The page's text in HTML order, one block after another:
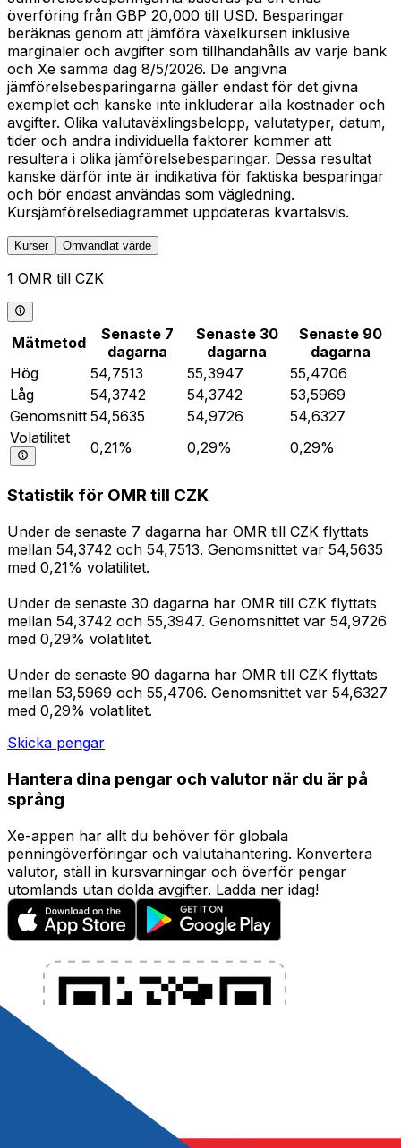
överföring från GBP 20,000 till USD. Besparingar
beräknas genom att jämföra växelkursen inklusive
marginaler och avgifter som tillhandahålls av varje bank
och Xe samma dag 8/5/2026. De angivna
jämförelsebesparingarna gäller endast för det givna
exemplet och kanske inte inkluderar alla kostnader och
avgifter. Olika valutaväxlingsbelopp, valutatyper, datum,
tider och andra individuella faktorer kommer att
resultera i olika jämförelsebesparingar. Dessa resultat
kanske därför inte är indikativa för faktiska besparingar
och bör endast användas som vägledning.
Kursjämförelsediagrammet uppdateras kvartalsvis.
Kurser Omvandlat värde
1 OMR till CZK
Mätmetod
Senaste 7
dagarna
Senaste 30
dagarna
Senaste 90
dagarna
Hög
54,7513 55,3947
55,4706
Låg
54,3742 54,3742
53,5969
Genomsnitt 54,5635 54,9726
54,6327
Volatilitet
0,21% 0,29% 0,29%
Statistik för OMR till CZK
Under de senaste 7 dagarna har OMR till CZK flyttats
mellan 54,3742 och 54,7513. Genomsnittet var 54,5635
med 0,21% volatilitet.
Under de senaste 30 dagarna har OMR till CZK flyttats
mellan 54,3742 och 55,3947. Genomsnittet var 54,9726
med 0,29% volatilitet.
Under de senaste 90 dagarna har OMR till CZK flyttats
mellan 53,5969 och 55,4706. Genomsnittet var 54,6327
med 0,29% volatilitet.
Skicka pengar
Hantera dina pengar och valutor när du är på
språng
Xe-appen har allt du behöver för globala
penningöverföringar och valutahantering. Konvertera
valutor, ställ in kursvarningar och överför pengar
utomlands utan dolda avgifter. Ladda ner idag!